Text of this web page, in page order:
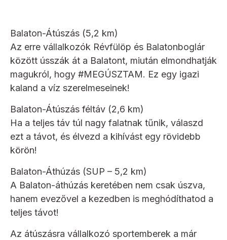
Balaton-Átúszás (5,2 km)
Az erre vállalkozók Révfülöp és Balatonboglár
között ússzák át a Balatont, miután elmondhatják
magukról, hogy #MEGÚSZTAM. Ez egy igazi
kaland a víz szerelmeseinek!
Balaton-Átúszás féltáv (2,6 km)
Ha a teljes táv túl nagy falatnak tűnik, válaszd
ezt a távot, és élvezd a kihívást egy rövidebb
körön!
Balaton-Áthúzás (SUP – 5,2 km)
A Balaton-áthúzás keretében nem csak úszva,
hanem evezővel a kezedben is meghódíthatod a
teljes távot!
Az átúszásra vállalkozó sportemberek a már